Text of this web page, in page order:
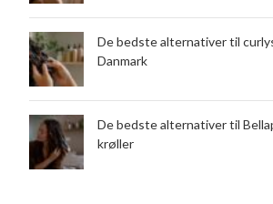
De bedste alternativer til
Danmark
De bedste alternativer til
krøller